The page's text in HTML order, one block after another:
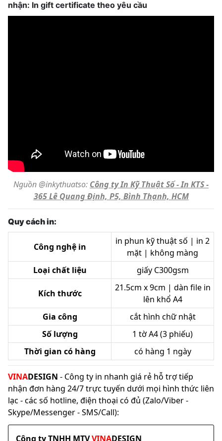
nhận: In gift certificate theo yêu cầu
Nguồn @inkythuatso: Công ty In Kỹ Thuật Số - In KTS -
365 Lê Quang Định, P5, Bình Thạnh, HCM
Quy cách in:
Công nghệ in
in phun kỹ thuật số | in 2
mặt | không màng
Loại chất liệu
giấy C300gsm
Kích thước
21.5cm x 9cm | dàn file in
lên khổ A4
Gia công
cắt hình chữ nhật
Số lượng
1 tờ A4 (3 phiếu)
Thời gian có hàng
có hàng 1 ngày
VINADESIGN - Công ty in nhanh giá rẻ hỗ trợ tiếp
nhận đơn hàng 24/7 trực tuyến dưới mọi hình thức liên
lạc - các số hotline, điện thoại có đủ (Zalo/Viber -
Skype/Messenger - SMS/Call):
Công ty TNHH MTVVINADESIGN